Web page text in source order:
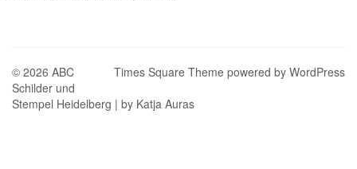
Times Square Theme powered by WordPress
© 2026 ABC
Schilder und
Stempel Heidelberg | by Katja Auras